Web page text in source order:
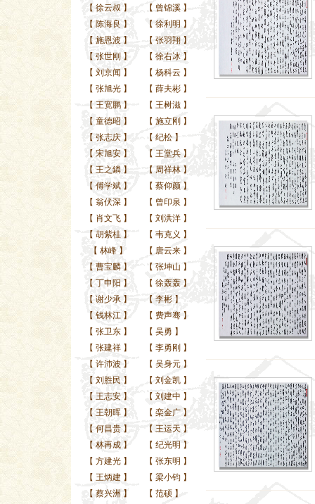
【 徐云叔 】 【 曾锦溪 】
【 陈海良 】 【 徐利明 】
【 施恩波】 【 张羽翔 】
【 张世刚 】 【 徐右冰 】
【 刘京闻 】 【 杨科云 】
【 张旭光】 【 薛夫彬 】
【 王宽鹏】 【 王树滋 】
【 童德昭 】 【 施立刚 】
【 张志庆】 【 纪松 】
【 宋旭安】 【 王堂兵 】
【 王之鏻】 【 周祥林 】
【 傅学斌】 【 蔡仰颜 】
【 翁伏深】 【 曾印泉 】
【 肖文飞】 【 刘洪洋 】
【 胡紫桂】 【 韦克义 】
【 林峰】 【 唐云来 】
【 曹宝麟】 【 张坤山 】
【 丁申阳 】 【 徐轰轰 】
【 谢少承】 【 李彬 】
【 钱林江】 【 费声骞 】
【 张卫东】 【 吴勇 】
【 张建祥】 【 李勇刚 】
【 许沛波】 【 吴身元 】
【 刘胜民 】 【 刘金凯 】
【 王志安】 【 刘建中 】
【 王朝晖】 【 栾金广 】
【 何昌贵】 【 王运天 】
【 林再成】 【 纪光明 】
【 方建光】 【 张东明 】
【 王炳建】 【 梁小钧 】
【 蔡兴洲 】 【 范硕 】